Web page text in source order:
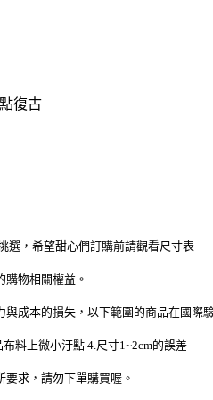
復古
選，希望甜心們訂購前請觀看尺寸表
物相關權益。
成本的損失，以下範圍的商品在國際
料上微小汙點 4.尺寸1~2cm的誤差
求，請勿下單購買喔。